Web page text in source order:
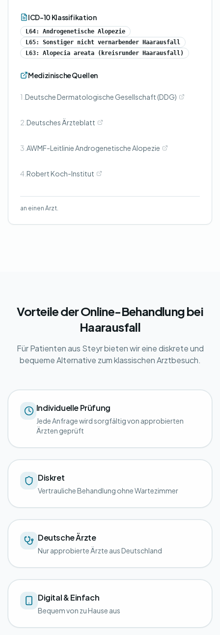
ICD-10 Klassifikation
L64: Androgenetische Alopezie
L65: Sonstiger nicht vernarbender Haarausfall
L63: Alopecia areata (kreisrunder Haarausfall)
Medizinische Quellen
1. Deutsche Dermatologische Gesellschaft (DDG)
2. Deutsches Ärzteblatt
3. AWMF-Leitlinie Androgenetische Alopezie
4. Robert Koch-Institut
an einen Arzt.
Vorteile der Online-Behandlung bei
Haarausfall
Für Patienten aus Steyr bieten wir eine diskrete und
bequeme Alternative zum klassischen Arztbesuch.
Individuelle Prüfung
Jede Anfrage wird sorgfältig von approbierten
Ärzten geprüft
Diskret
Vertrauliche Behandlung ohne Wartezimmer
Deutsche Ärzte
Nur approbierte Ärzte aus Deutschland
Digital & Einfach
Bequem von zu Hause aus